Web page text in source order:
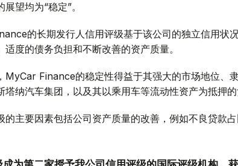
望均为“稳定”。
的长期发行人信用评级基于该公司的独立信用状
度的债务负担和不断改善的资产质量。
MyCar Finance的稳定性得益于其强大的市场地位、
塔纳汽车集团，以及其以乘用车等流动性资产为抵押的
的主要因素包括公司资产质量的改善，例如不良贷款